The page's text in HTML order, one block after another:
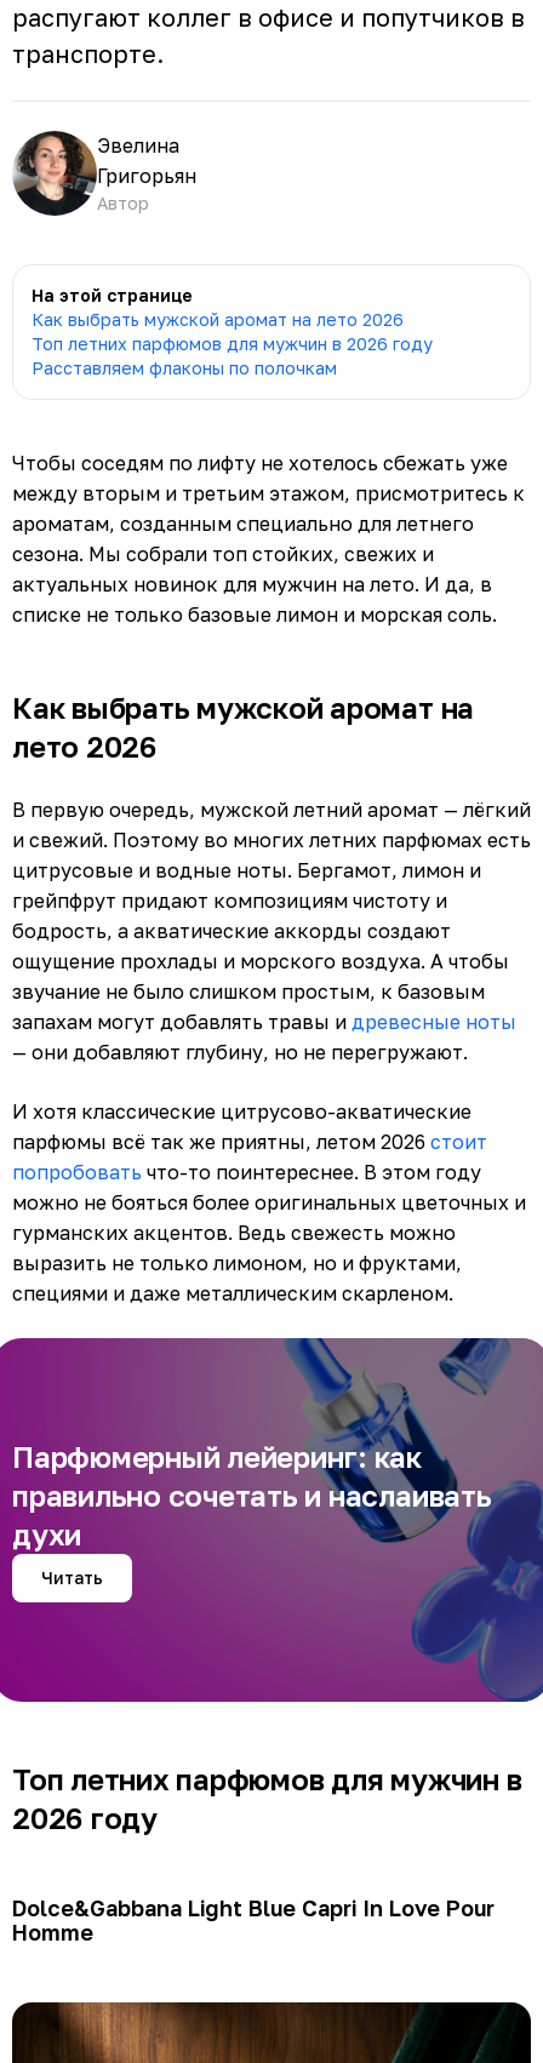
распугают коллег в офисе и попутчиков в
транспорте.
Эвелина
Григорьян
Автор
На этой странице
Как выбрать мужской аромат на лето 2026
Топ летних парфюмов для мужчин в 2026 году
Расставляем флаконы по полочкам
Чтобы соседям по лифту не хотелось сбежать уже
между вторым и третьим этажом, присмотритесь к
ароматам, созданным специально для летнего
сезона. Мы собрали топ стойких, свежих и
актуальных новинок для мужчин на лето. И да, в
списке не только базовые лимон и морская соль.
Как выбрать мужской аромат на
лето 2026
В первую очередь, мужской летний аромат — лёгкий
и свежий. Поэтому во многих летних парфюмах есть
цитрусовые и водные ноты. Бергамот, лимон и
грейпфрут придают композициям чистоту и
бодрость, а акватические аккорды создают
ощущение прохлады и морского воздуха. А чтобы
звучание не было слишком простым, к базовым
запахам могут добавлять травы и древесные ноты
— они добавляют глубину, но не перегружают.
И хотя классические цитрусово-акватические
парфюмы всё так же приятны, летом 2026 стоит
попробовать что-то поинтереснее. В этом году
можно не бояться более оригинальных цветочных и
гурманских акцентов. Ведь свежесть можно
выразить не только лимоном, но и фруктами,
специями и даже металлическим скарленом.
Парфюмерный лейеринг: как
правильно сочетать и наслаивать
духи
Читать
Топ летних парфюмов для мужчин в
2026 году
Dolce&Gabbana Light Blue Capri In Love Pour
Homme